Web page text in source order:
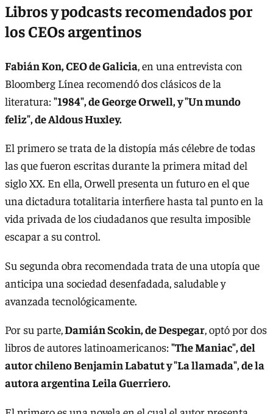
Libros y podcasts recomendados por
los CEOs argentinos
Fabián Kon, CEO de Galicia, en una entrevista con
Bloomberg Línea recomendó dos clásicos de la
literatura:"1984", de George Orwell, y "Un mundo
feliz", de Aldous Huxley.
El primero se trata de la distopía más célebre de todas
las que fueron escritas durante la primera mitad del
siglo XX. En ella, Orwell presenta un futuro en el que
una dictadura totalitaria interfiere hasta tal punto en la
vida privada de los ciudadanos que resulta imposible
escapar a su control.
Su segunda obra recomendada trata de una utopía que
anticipa una sociedad desenfadada, saludable y
avanzada tecnológicamente.
Por su parte,Damián Scokin, de Despegar, optó por dos
libros de autores latinoamericanos:"The Maniac", del
autor chileno Benjamin Labatut y "La llamada", de la
autora argentina Leila Guerriero.